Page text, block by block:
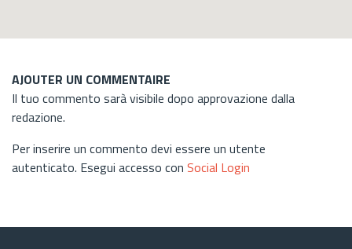
AJOUTER UN COMMENTAIRE
Il tuo commento sarà visibile dopo approvazione dalla
redazione.
Per inserire un commento devi essere un utente
autenticato. Esegui accesso con Social Login